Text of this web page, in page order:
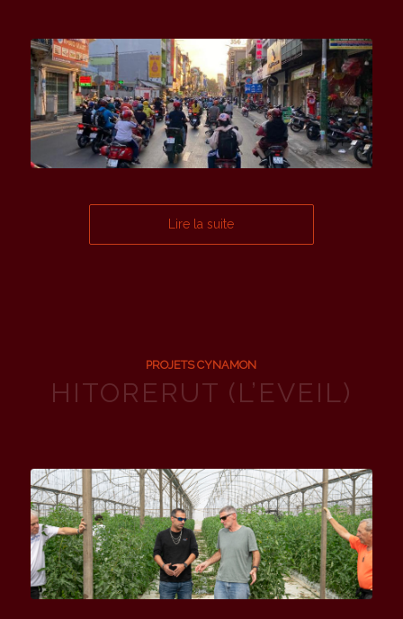
Lire la suite
PROJETS CYNAMON
HITORERUT (L’EVEIL)